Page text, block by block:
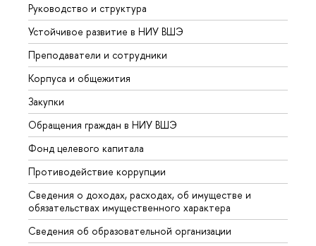
Руководство и структура
Устойчивое развитие в НИУ ВШЭ
Преподаватели и сотрудники
Корпуса и общежития
Закупки
Обращения граждан в НИУ ВШЭ
Фонд целевого капитала
Противодействие коррупции
Сведения о доходах, расходах, об имуществе и
обязательствах имущественного характера
Сведения об образовательной организации